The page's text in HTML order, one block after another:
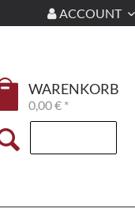
ACCOUNT
WARENKORB
0,00 € *